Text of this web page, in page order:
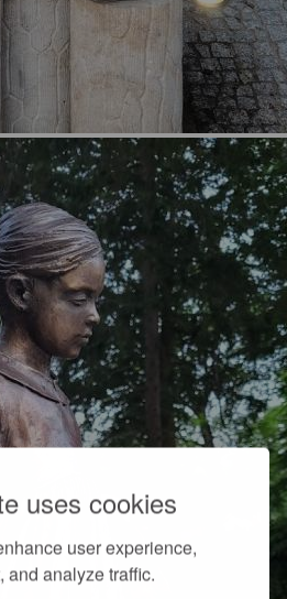
uses cookies
user experience,
and analyze traffic.